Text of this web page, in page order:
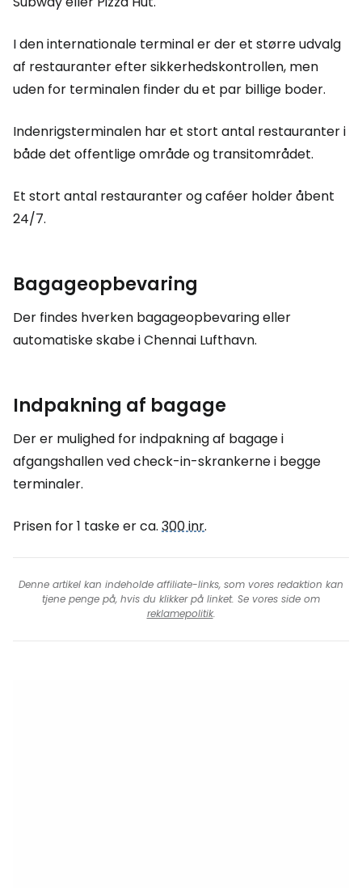
I den internationale terminal er der et større udvalg
af restauranter efter sikkerhedskontrollen, men
uden for terminalen finder du et par billige boder.
Indenrigsterminalen har et stort antal restauranter i
både det offentlige område og transitområdet.
Et stort antal restauranter og caféer holder åbent
24/7.
Bagageopbevaring
Der findes hverken bagageopbevaring eller
automatiske skabe i Chennai Lufthavn.
Indpakning af bagage
Der er mulighed for indpakning af bagage i
afgangshallen ved check-in-skrankerne i begge
terminaler.
Prisen for 1 taske er ca. 300 inr.
Denne artikel kan indeholde affiliate-links, som vores redaktion kan
tjene penge på, hvis du klikker på linket. Se vores side om
reklamepolitik.